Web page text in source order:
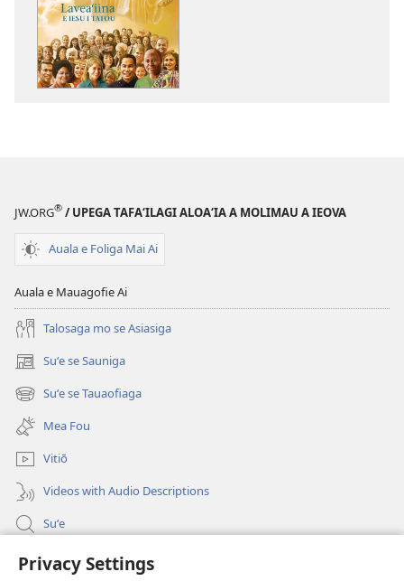
Privacy Settings
i
JW.ORG® / UPEGA TAFA‘ILAGI ALOA‘IA A MOLIMAU A IEOVA
Auala e Foliga Mai Ai
Auala e Mauagofie Ai
Talosaga mo se Asiasiga
Suʻe se Sauniga
(tatala
se
isi
polokalame)
Suʻe se Tauaofiaga
(tatala
se
isi
polokalame)
Mea Fou
Vitiō
Videos with Audio Descriptions
Suʻe
Faamatalaga mo Ofisa o le Malo